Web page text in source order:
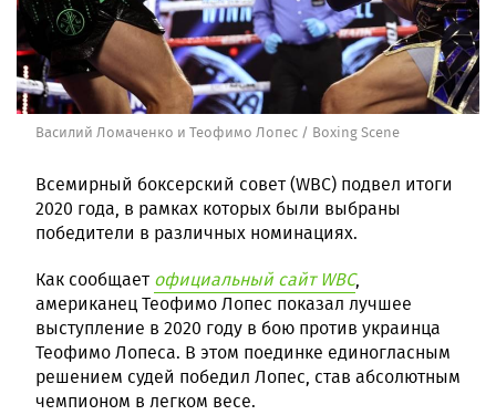
Василий Ломаченко и Теофимо Лопес / Boxing Scene
Всемирный боксерский совет (WBC) подвел итоги
2020 года, в рамках которых были выбраны
победители в различных номинациях.
Как сообщает официальный сайт WBC,
американец Теофимо Лопес показал лучшее
выступление в 2020 году в бою против украинца
Теофимо Лопеса. В этом поединке единогласным
решением судей победил Лопес, став абсолютным
чемпионом в легком весе.